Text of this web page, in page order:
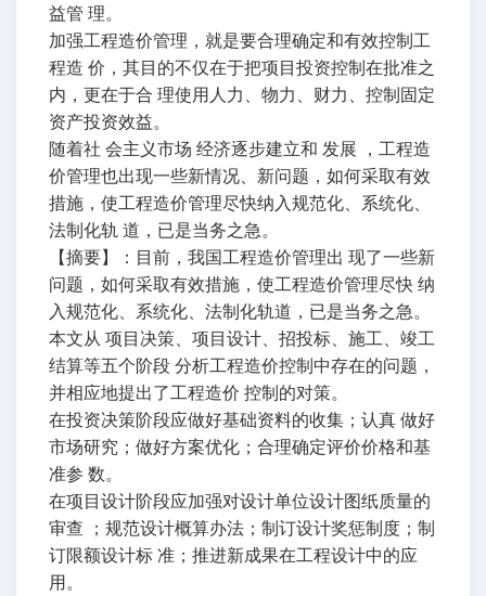
益管 理。
加强工程造价管理，就是要合理确定和有效控制工
程造 价，其目的不仅在于把项目投资控制在批准之
内，更在于合 理使用人力、物力、财力、控制固定
资产投资效益。
随着社 会主义市场 经济逐步建立和 发展 ，工程造
价管理也出现一些新情况、新问题，如何采取有效
措施，使工程造价管理尽快纳入规范化、系统化、
法制化轨 道，已是当务之急。
【摘要】：目前，我国工程造价管理出 现了一些新
问题，如何采取有效措施，使工程造价管理尽快 纳
入规范化、系统化、法制化轨道，已是当务之急。
本文从 项目决策、项目设计、招投标、施工、竣工
结算等五个阶段 分析工程造价控制中存在的问题，
并相应地提出了工程造价 控制的对策。
在投资决策阶段应做好基础资料的收集；认真 做好
市场研究；做好方案优化；合理确定评价价格和基
准参 数。
在项目设计阶段应加强对设计单位设计图纸质量的
审查 ；规范设计概算办法；制订设计奖惩制度；制
订限额设计标 准；推进新成果在工程设计中的应
用。